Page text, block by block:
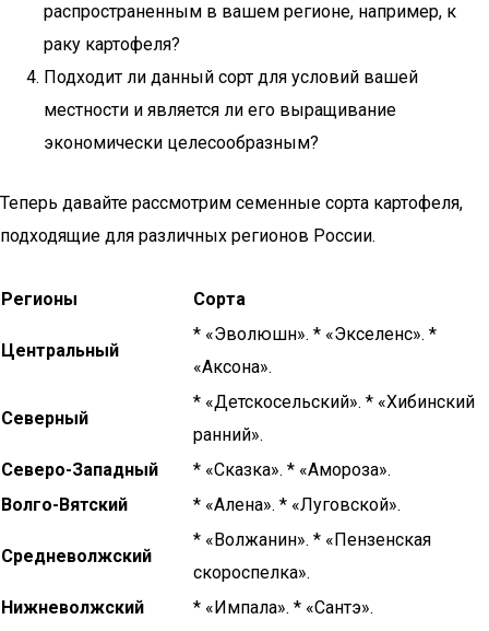
распространенным в вашем регионе, например, к
раку картофеля?
Подходит ли данный сорт для условий вашей
местности и является ли его выращивание
экономически целесообразным?
Теперь давайте рассмотрим семенные сорта картофеля,
подходящие для различных регионов России.
Регионы Сорта
Центральный
* «Эволюшн». * «Экселенс». *
«Аксона».
Северный
* «Детскосельский». * «Хибинский
ранний».
Северо-Западный
* «Сказка». * «Амороза».
Волго-Вятский
* «Алена». * «Луговской».
Средневолжский
* «Волжанин». * «Пензенская
скороспелка».
Нижневолжский
* «Импала». * «Сантэ».